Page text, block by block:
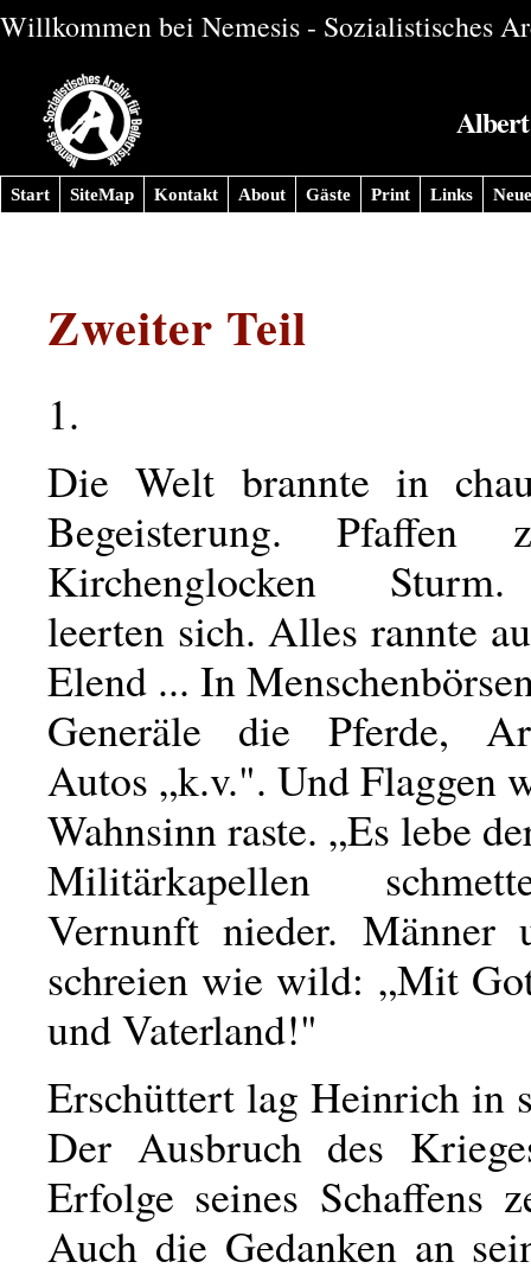
Willkommen bei Nemesis - Sozialistisches
Albert
Start SiteMap Kontakt About Gäste Print Links
Zweiter Teil
1.
Die Welt brannte in
Begeisterung. Pfaffen
Kirchenglocken
leerten sich. Alles rannte
Elend ... In
Generäle die Pferde,
Autos „k.v.". Und Flaggen
Wahnsinn raste. „Es lebe
Militärkapellen
Vernunft nieder. Männer
schreien wie wild: „Mit
und Vaterland!"
Erschüttert lag Heinrich in
Der Ausbruch des
Erfolge seines Schaffens
Auch die Gedanken an